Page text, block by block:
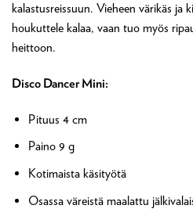
kalastusreissuun. Vieheen värikäs ja
houkuttele kalaa, vaan tuo myös
heittoon.
Disco Dancer Mini:
Pituus 4 cm
Paino 9 g
Kotimaista käsityötä
Osassa väreistä maalattu